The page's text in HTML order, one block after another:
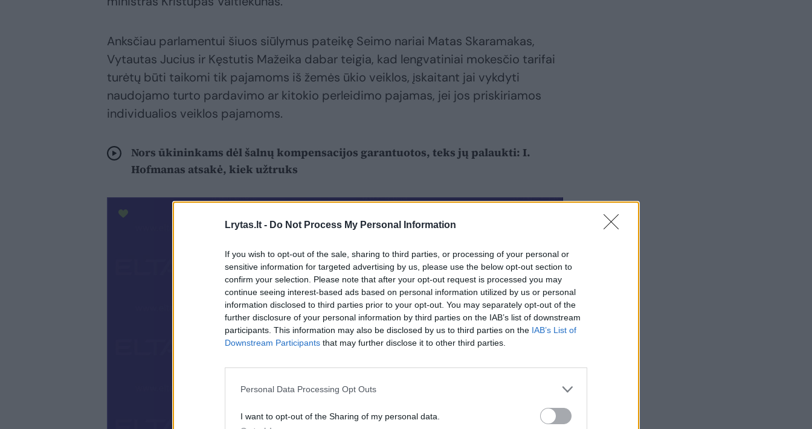
Lrytas.lt - Do Not Process My Personal Information
If you wish to opt-out of the sale, sharing to third parties, or processing of your personal or
sensitive information for targeted advertising by us, please use the below opt-out section to
confirm your selection. Please note that after your opt-out request is processed you may
continue seeing interest-based ads based on personal information utilized by us or personal
information disclosed to third parties prior to your opt-out. You may separately opt-out of the
further disclosure of your personal information by third parties on the IAB’s list of downstream
participants. This information may also be disclosed by us to third parties on the IAB’s List of
Downstream Participants that may further disclose it to other third parties.
Personal Data Processing Opt Outs
I want to opt-out of the Sharing of my personal data.
Anksčiau parlamentui šiuos siūlymus pateikę Seimo nariai Matas Skaramakas,
Vytautas Jucius ir Kęstutis Mažeika dabar teigia, kad lengvatiniai mokesčio tarifai
turėtų būti taikomi tik pajamoms iš žemės ūkio veiklos, įskaitant jai vykdyti
naudojamo turto pardavimo ar kitokio perleidimo pajamas, jei jos priskiriamos
individualios veiklos pajamoms.
Nors ūkininkams dėl šalnų kompensacijos garantuotos, teks jų palaukti: I.
Hofmanas atsakė, kiek užtruks